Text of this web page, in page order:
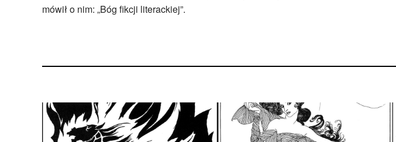
mówił o nim: „Bóg fikcji literackiej”.